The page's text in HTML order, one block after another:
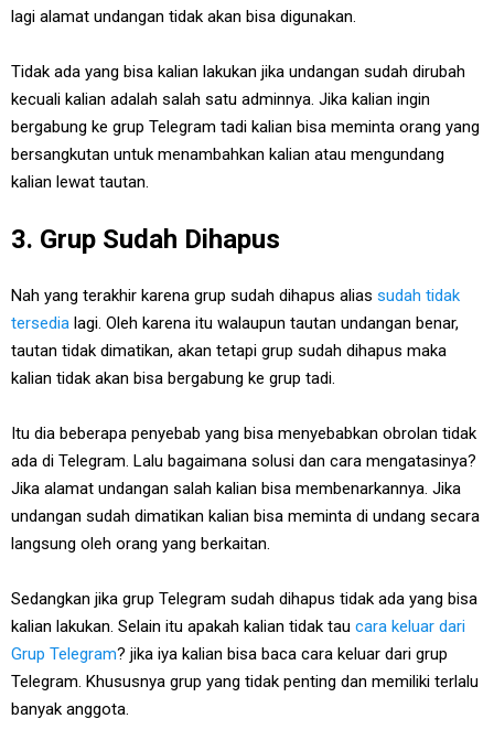
lagi alamat undangan tidak akan bisa digunakan.
Tidak ada yang bisa kalian lakukan jika undangan sudah dirubah
kecuali kalian adalah salah satu adminnya. Jika kalian ingin
bergabung ke grup Telegram tadi kalian bisa meminta orang yang
bersangkutan untuk menambahkan kalian atau mengundang
kalian lewat tautan.
3. Grup Sudah Dihapus
Nah yang terakhir karena grup sudah dihapus alias sudah tidak
tersedia lagi. Oleh karena itu walaupun tautan undangan benar,
tautan tidak dimatikan, akan tetapi grup sudah dihapus maka
kalian tidak akan bisa bergabung ke grup tadi.
Itu dia beberapa penyebab yang bisa menyebabkan obrolan tidak
ada di Telegram. Lalu bagaimana solusi dan cara mengatasinya?
Jika alamat undangan salah kalian bisa membenarkannya. Jika
undangan sudah dimatikan kalian bisa meminta di undang secara
langsung oleh orang yang berkaitan.
Sedangkan jika grup Telegram sudah dihapus tidak ada yang bisa
kalian lakukan. Selain itu apakah kalian tidak tau cara keluar dari
Grup Telegram? jika iya kalian bisa baca cara keluar dari grup
Telegram. Khususnya grup yang tidak penting dan memiliki terlalu
banyak anggota.